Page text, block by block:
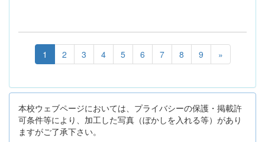
1 2 3 4 5 6 7 8 9 »
本校ウェブページにおいては、プライバシーの保護・掲載許
可条件等により、加工した写真（ぼかしを入れる等）があり
ますがご了承下さい。